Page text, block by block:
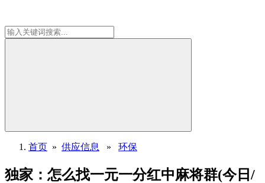
首页 » 供应信息 » 环保
独家：怎么找一元一分红中麻将群(今日/